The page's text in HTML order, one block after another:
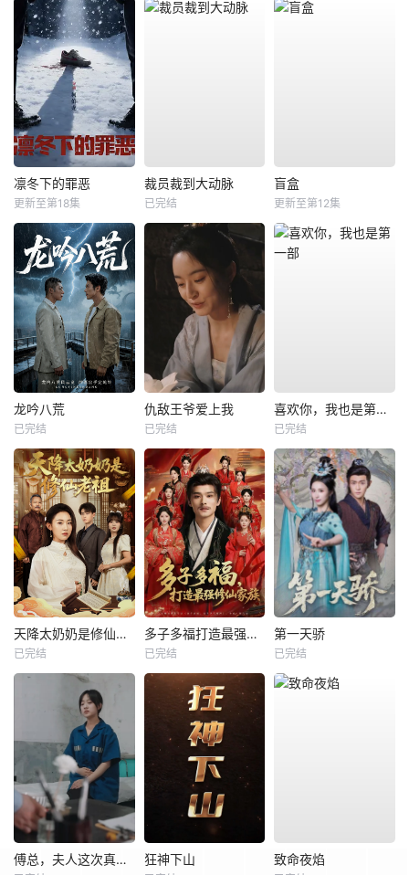
凛冬下的罪恶
更新至第18集
裁员裁到大动脉
已完结
盲盒
更新至第12集
龙吟八荒
已完结
仇敌王爷爱上我
已完结
喜欢你，我也是第一部
已完结
天降太奶奶是修仙老祖
已完结
多子多福打造最强修仙家族
已完结
第一天骄
已完结
傅总，夫人这次真的死了 狂神下山 致命夜焰